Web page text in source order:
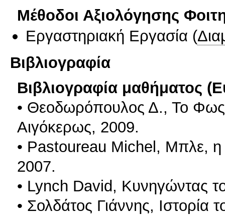
Μέθοδοι Αξιολόγησης
Εργαστηριακή Εργασία (
Βιβλιογραφία
Βιβλιογραφία μαθήματος
• Θεοδωρόπουλος Δ., Το Φως
Αιγόκερως, 2009.
• Pastoureau Michel, Μπλε, η
2007.
• Lynch David, Κυνηγώντας
• Σολδάτος Γιάννης, Ιστορία